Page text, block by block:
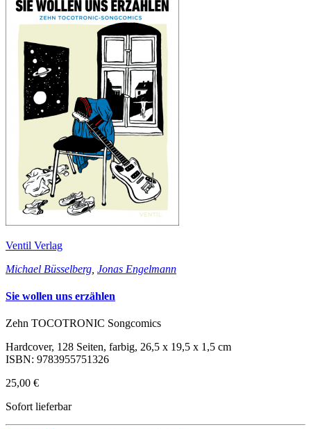
Ventil Verlag
Michael Büsselberg Jonas Engelmann
Sie wollen uns erzählen
Zehn TOCOTRONIC Songcomics
Hardcover, 128 Seiten, farbig, 26,5 x 19,5 x 1,5 cm
ISBN: 9783955751326
25,00 €
Sofort lieferbar